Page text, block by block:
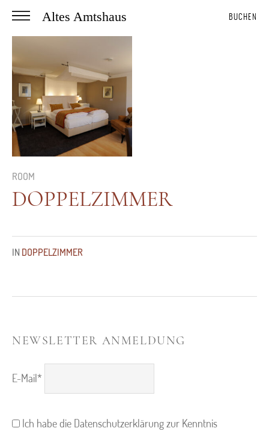
Altes Amtshaus BUCHEN
ROOM
DOPPELZIMMER
IN DOPPELZIMMER
NEWSLETTER ANMELDUNG
E-Mail*
Ich habe die Datenschutzerklärung zur Kenntnis